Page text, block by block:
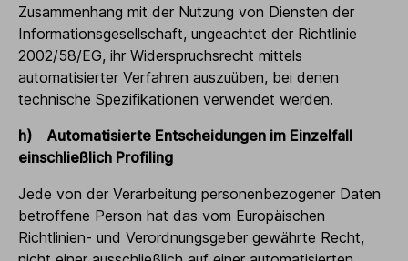
Zusammenhang mit der Nutzung von Diensten der
Informationsgesellschaft, ungeachtet der Richtlinie
2002/58/EG, ihr Widerspruchsrecht mittels
automatisierter Verfahren auszuüben, bei denen
technische Spezifikationen verwendet werden.
h) Automatisierte Entscheidungen im Einzelfall
einschließlich Profiling
Jede von der Verarbeitung personenbezogener Daten
betroffene Person hat das vom Europäischen
Richtlinien- und Verordnungsgeber gewährte Recht,